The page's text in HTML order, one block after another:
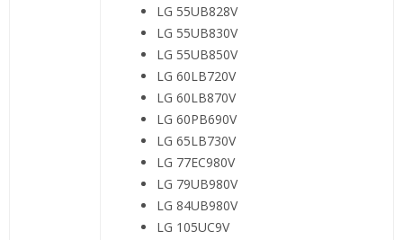
LG 55UB828V
LG 55UB830V
LG 55UB850V
LG 60LB720V
LG 60LB870V
LG 60PB690V
LG 65LB730V
LG 77EC980V
LG 79UB980V
LG 84UB980V
LG 105UC9V